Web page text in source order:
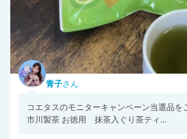
青子さん
コエタスのモニターキャンペーン当選品
市川製茶 お徳用 抹茶入ぐり茶ティ...